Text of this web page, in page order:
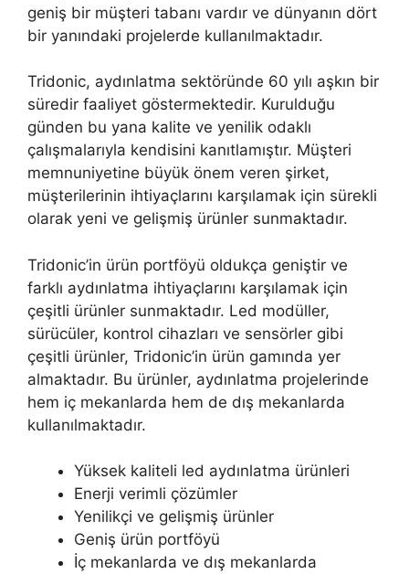
geniş bir müşteri tabanı vardır ve dünyanın dört
bir yanındaki projelerde kullanılmaktadır.
Tridonic, aydınlatma sektöründe 60 yılı aşkın bir
süredir faaliyet göstermektedir. Kurulduğu
günden bu yana kalite ve yenilik odaklı
çalışmalarıyla kendisini kanıtlamıştır. Müşteri
memnuniyetine büyük önem veren şirket,
müşterilerinin ihtiyaçlarını karşılamak için sürekli
olarak yeni ve gelişmiş ürünler sunmaktadır.
Tridonic’in ürün portföyü oldukça geniştir ve
farklı aydınlatma ihtiyaçlarını karşılamak için
çeşitli ürünler sunmaktadır. Led modüller,
sürücüler, kontrol cihazları ve sensörler gibi
çeşitli ürünler, Tridonic’in ürün gamında yer
almaktadır. Bu ürünler, aydınlatma projelerinde
hem iç mekanlarda hem de dış mekanlarda
kullanılmaktadır.
Yüksek kaliteli led aydınlatma ürünleri
Enerji verimli çözümler
Yenilikçi ve gelişmiş ürünler
Geniş ürün portföyü
İç mekanlarda ve dış mekanlarda